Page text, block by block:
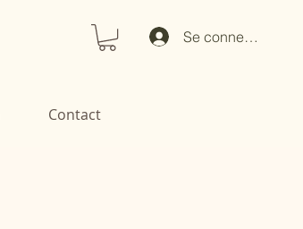
Se connecter
Contact